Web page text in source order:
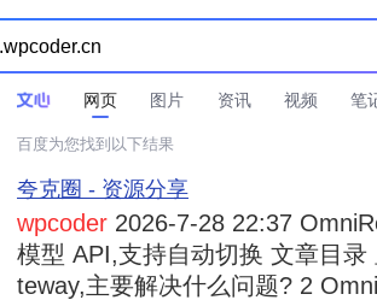
网页 图片 资讯 视频 笔
时间不限  所有网页和文件  站点内检索 
百度为您找到以下结果
夸克圈 - 资源分享
wpcoder 2026-7-28 22:37
模型 API,支持自动切换 文章目
teway,主要解决什么问题? 2